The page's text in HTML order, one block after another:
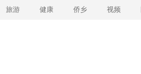
旅游 健康 侨乡 视频